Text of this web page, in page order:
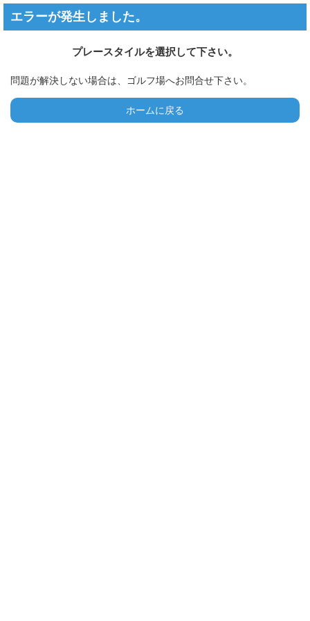
エラーが発生しました。
プレースタイルを選択して下さい。
問題が解決しない場合は、ゴルフ場へお問合せ下さい。
ホームに戻る